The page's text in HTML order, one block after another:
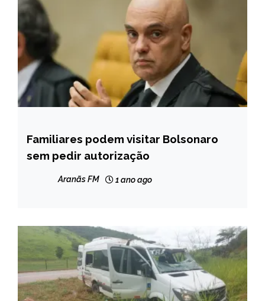
BRASIL
NOTÍCIAS
Familiares podem visitar Bolsonaro
sem pedir autorização
Aranãs FM 1 ano ago